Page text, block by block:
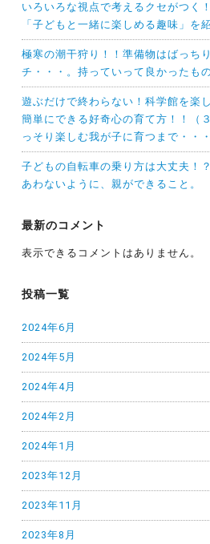
いろいろな視点で考えるクセがつく
「子どもと一緒に楽しめる趣味」を
極寒の潮干狩り！！準備物はばっち
チ・・・。持っていって良かったも
遊ぶだけで終わらない！科学館を楽
簡単にできる好奇心の育て方！！（
っそり楽しむ我が子に育つまで・・・
子どもの自転車の乗り方は大丈夫！
あわないように、親ができること。
最新のコメント
表示できるコメントはありません。
投稿一覧
2024年6月
2024年5月
2024年4月
2024年2月
2024年1月
2023年12月
2023年11月
2023年8月